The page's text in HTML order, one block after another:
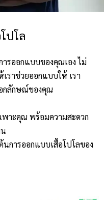
ปโล
รออกแบบของคุณเอง ไม่
ราช่วยออกแบบให้ เรา
กลักษณ์ของคุณ
พาะคุณ พร้อมความสะดวก
การออกแบบเสื้อโปโลของ